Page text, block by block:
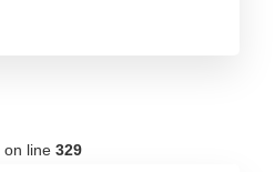
on line 329